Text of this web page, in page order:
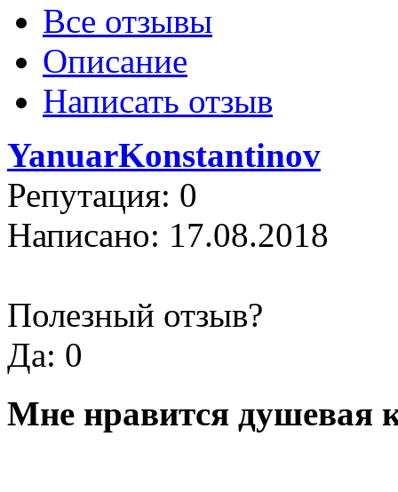
Все отзывы
Описание
Написать отзыв
YanuarKonstantinov
Репутация: 0
Написано: 17.08.2018
Полезный отзыв?
Да: 0
Мне нравится душевая